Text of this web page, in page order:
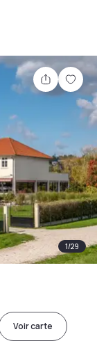
Partager
1/29
Voir carte